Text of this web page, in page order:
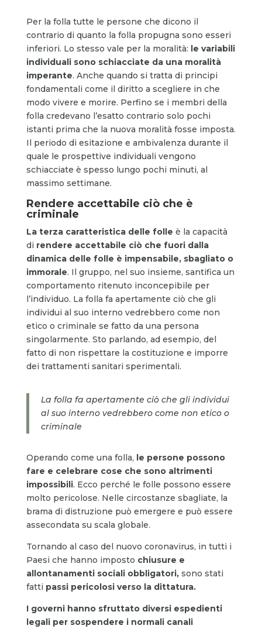
Per la folla tutte le persone che dicono il
contrario di quanto la folla propugna sono esseri
inferiori. Lo stesso vale per la moralità: le variabili
individuali sono schiacciate da una moralità
imperante. Anche quando si tratta di principi
fondamentali come il diritto a scegliere in che
modo vivere e morire. Perfino se i membri della
folla credevano l’esatto contrario solo pochi
istanti prima che la nuova moralità fosse imposta.
Il periodo di esitazione e ambivalenza durante il
quale le prospettive individuali vengono
schiacciate è spesso lungo pochi minuti, al
massimo settimane.
Rendere accettabile ciò che è
criminale
La terza caratteristica delle folle è la capacità
di rendere accettabile ciò che fuori dalla
dinamica delle folle è impensabile, sbagliato o
immorale. Il gruppo, nel suo insieme, santifica un
comportamento ritenuto inconcepibile per
l’individuo. La folla fa apertamente ciò che gli
individui al suo interno vedrebbero come non
etico o criminale se fatto da una persona
singolarmente. Sto parlando, ad esempio, del
fatto di non rispettare la costituzione e imporre
dei trattamenti sanitari sperimentali.
La folla fa apertamente ciò che gli individui
al suo interno vedrebbero come non etico o
criminale
Operando come una folla, le persone possono
fare e celebrare cose che sono altrimenti
impossibili. Ecco perché le folle possono essere
molto pericolose. Nelle circostanze sbagliate, la
brama di distruzione può emergere e può essere
assecondata su scala globale.
Tornando al caso del nuovo coronavirus, in tutti i
Paesi che hanno imposto chiusure e
allontanamenti sociali obbligatori, sono stati
fatti passi pericolosi verso la dittatura.
I governi hanno sfruttato diversi espedienti
legali per sospendere i normali canali